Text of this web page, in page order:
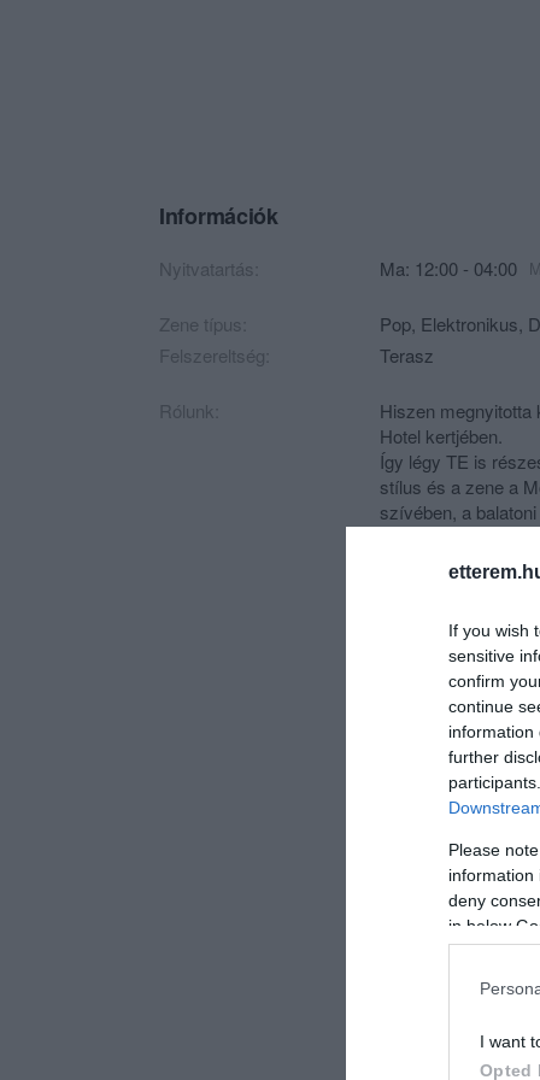
If you wish
sensitive
confirm
continue
information
further
Please
information
deny
in below
I want
Opted
Információk
Nyitvatartás: Ma: 12:00 - 04:00
Zene típus:
Pop, Elektronikus,
Felszereltség:
Terasz
Rólunk:
Hiszen megnyitotta
Hotel kertjében.
Így légy TE is
stílus és a zene a
szívében, a